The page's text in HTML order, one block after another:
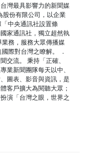
灣最具影響力的新聞媒
股份有限公司，以企業
中央通訊社設置條
家通訊社，獨立超然執
務，服務大眾傳播媒
際對台灣之瞭解。 ．
交流。 秉持「正確、
業新聞團隊每天以中、
圖表、影音與資訊，是
客戶擴大為閱聽大眾；
演「台灣之眼，世界之